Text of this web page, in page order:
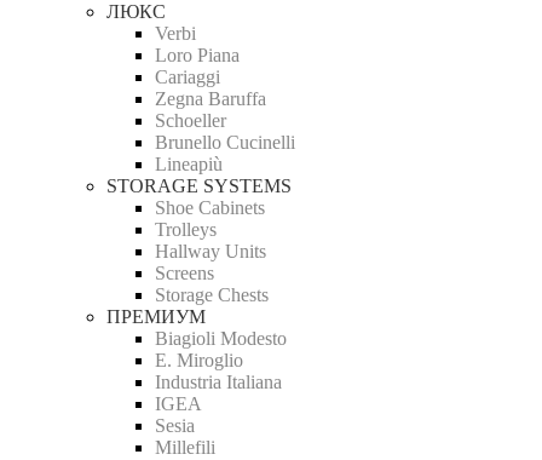
ЛЮКС
Verbi
Loro Piana
Cariaggi
Zegna Baruffa
Schoeller
Brunello Cucinelli
Lineapiù
STORAGE SYSTEMS
Shoe Cabinets
Trolleys
Hallway Units
Screens
Storage Chests
ПРЕМИУМ
Biagioli Modesto
E. Miroglio
Industria Italiana
IGEA
Sesia
Millefili